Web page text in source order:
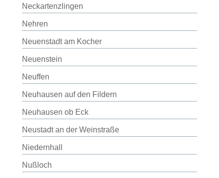
Neckartenzlingen
Nehren
Neuenstadt am Kocher
Neuenstein
Neuffen
Neuhausen auf den Fildern
Neuhausen ob Eck
Neustadt an der Weinstraße
Niedernhall
Nußloch